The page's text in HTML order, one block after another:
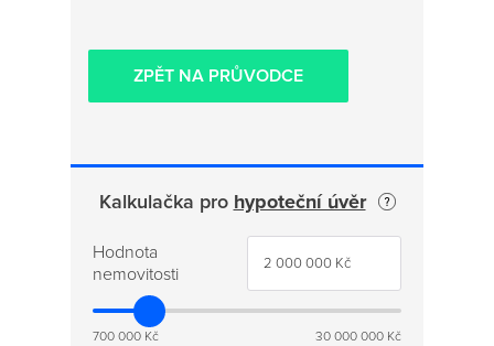
ZPĚT NA PRŮVODCE
Kalkulačka pro hypoteční úvěr
Hodnota
nemovitosti
700 000 Kč 30 000 000 Kč